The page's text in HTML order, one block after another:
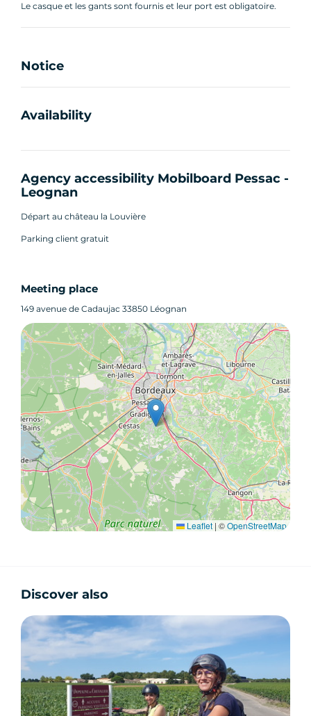
Le casque et les gants sont fournis et leur port est obligatoire.
Notice
Availability
Agency accessibility Mobilboard Pessac -
Leognan
Départ au château la Louvière
Parking client gratuit
Meeting place
149 avenue de Cadaujac 33850 Léognan
Leaflet | ©OpenStreetMap
Discover also